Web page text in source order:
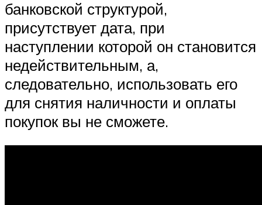
банковской структурой,
присутствует дата, при
наступлении которой он становится
недействительным, а,
следовательно, использовать его
для снятия наличности и оплаты
покупок вы не сможете.